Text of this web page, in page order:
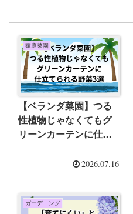
家庭菜園
【ベランダ菜園】つる
性植物じゃなくてもグ
リーンカーテンに仕立
2026.07.16
ガーデニング